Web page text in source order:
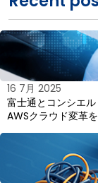
16 7月 2025
富士通とコンシエ
AWSクラウド変革